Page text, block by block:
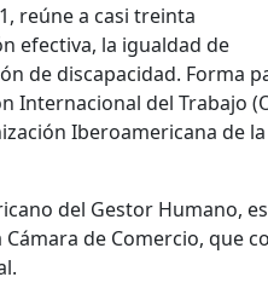
reúne a casi treinta
efectiva, la igualdad de
de discapacidad. Forma
Internacional del Trabajo
Iberoamericana de la
del Gestor Humano,
de Comercio, que